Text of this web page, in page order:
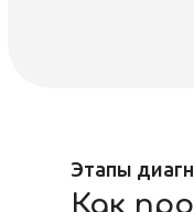
Этапы
Как